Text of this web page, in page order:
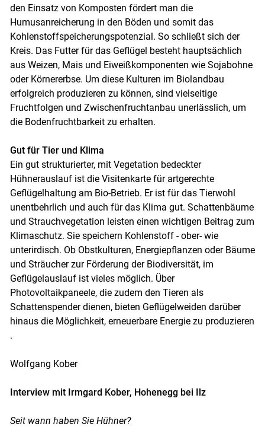
Skip to main content
den Einsatz von Komposten fördert man die
Humusanreicherung in den Böden und somit das
Kohlenstoffspeicherungspotenzial. So schließt sich der
Kreis. Das Futter für das Geflügel besteht hauptsächlich
aus Weizen, Mais und Eiweißkomponenten wie Sojabohne
oder Körnererbse. Um diese Kulturen im Biolandbau
erfolgreich produzieren zu können, sind vielseitige
Fruchtfolgen und Zwischenfruchtanbau unerlässlich, um
die Bodenfruchtbarkeit zu erhalten.
Gut für Tier und Klima
Ein gut strukturierter, mit Vegetation bedeckter
Hühnerauslauf ist die Visitenkarte für artgerechte
Geflügelhaltung am Bio-Betrieb. Er ist für das Tierwohl
unentbehrlich und auch für das Klima gut. Schattenbäume
und Strauchvegetation leisten einen wichtigen Beitrag zum
Klimaschutz. Sie speichern Kohlenstoff - ober- wie
unterirdisch. Ob Obstkulturen, Energiepflanzen oder Bäume
und Sträucher zur Förderung der Biodiversität, im
Geflügelauslauf ist vieles möglich. Über
Photovoltaikpaneele, die zudem den Tieren als
Schattenspender dienen, bieten Geflügelweiden darüber
hinaus die Möglichkeit, erneuerbare Energie zu produzieren
.
Wolfgang Kober
Interview mit Irmgard Kober, Hohenegg bei Ilz
Seit wann haben Sie Hühner?